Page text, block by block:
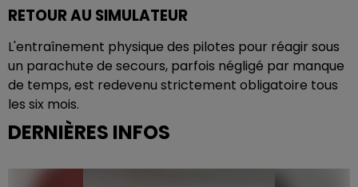
RETOUR AU SIMULATEUR
L'entraînement physique des pilotes pour réagir sous
un parachute de secours, parfois négligé par manque
de temps, est redevenu strictement obligatoire tous
les six mois.
DERNIÈRES INFOS